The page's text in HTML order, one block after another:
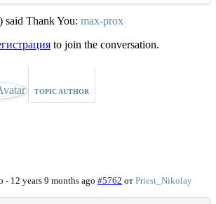
said Thank You: max-prox
to join the conversation.
TOPIC AUTHOR
- 12 years 9 months ago #5762 от Priest_Nikolay